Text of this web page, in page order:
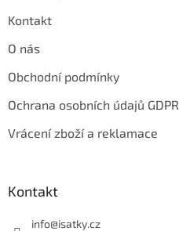
Kontakt
O nás
Obchodní podmínky
Ochrana osobních údajů GDPR
Vrácení zboží a reklamace
Kontakt
info@isatky.cz